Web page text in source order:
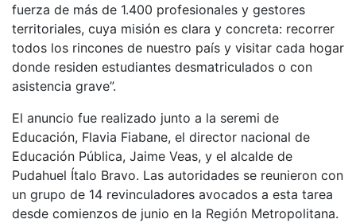
fuerza de más de 1.400 profesionales y gestores
territoriales, cuya misión es clara y concreta: recorrer
todos los rincones de nuestro país y visitar cada hogar
donde residen estudiantes desmatriculados o con
asistencia grave”.
El anuncio fue realizado junto a la seremi de
Educación, Flavia Fiabane, el director nacional de
Educación Pública, Jaime Veas, y el alcalde de
Pudahuel Ítalo Bravo. Las autoridades se reunieron con
un grupo de 14 revinculadores avocados a esta tarea
desde comienzos de junio en la Región Metropolitana.